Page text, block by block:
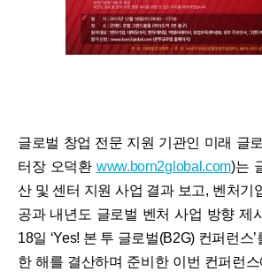
글로벌 창업 전문 지원 기관인 미래 글
터장 오덕환www.born2global.com)는
산 및 센터 지원 사업 결과 보고, 벤처기
공과 내년도 글로벌 벤처 사업 방향 제
18일 ‘Yes! 본 투 글로벌(B2G) 컨퍼런스
한 해를 결산하며 준비한 이번 컨퍼런